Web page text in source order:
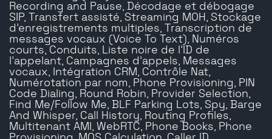
Recording and Pause, Décodage et débogage
SIP, Transfert assisté, Streaming MOH, Stockage
d'enregistrements multiples, Transcription de
messages vocaux (Voice To Text), Numéros
courts, Conduits, Liste noire de l'ID de
l'appelant, Campagnes d'appels, Messages
vocaux, Intégration CRM, Contrôle Nat,
Numérotation par nom, Phone Provisioning, PIN
Code Dialing, Round Robin, Provider Selection,
Find Me/Follow Me, BLF Parking Lots, Spy, Barge
And Whisper, Call History, Routing Profiles,
Multitenant AMI, WebRTC, Phone Books, Phone